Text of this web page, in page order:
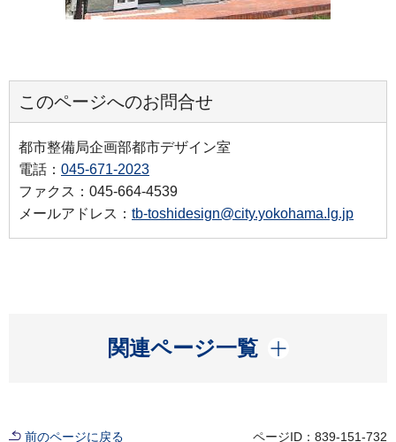
このページへのお問合せ
都市整備局企画部都市デザイン室
電話： 045-671-2023
ファクス：045-664-4539
メールアドレス： tb-toshidesign@city.yokohama.lg.jp
関連ページ一覧
開く
前のページに戻る ページID：839-151-732